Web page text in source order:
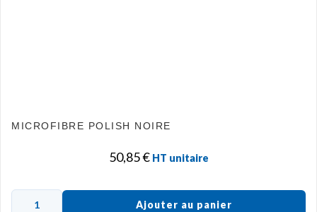
MICROFIBRE POLISH NOIRE
50,85€ HT unitaire
Ajouter au panier